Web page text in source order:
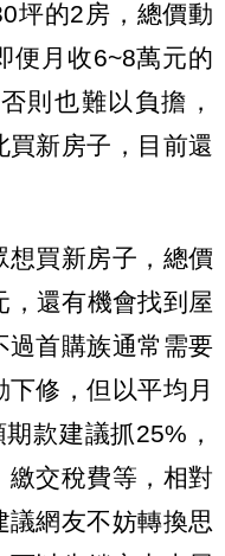
坪的2 房，總價動
便月收6~8萬元的
則也難以負擔，
買新房子，目前還
想買新房子，總價
，還有機會找到屋
過首購族通常需要
修，但以平均月
款建議抓25% ，
繳交稅費等，相對
網友不妨轉換思